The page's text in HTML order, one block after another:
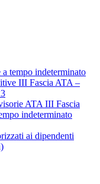
tempo indeterminato
III Fascia ATA –
ATA III Fascia
indeterminato
ai dipendenti